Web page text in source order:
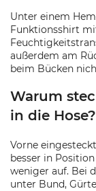
Unter einem
Funktionsshirt
außerdem am
beim Bücken
Warum
in die Hose?
Vorne
besser in
weniger auf. Bei
unter Bund,